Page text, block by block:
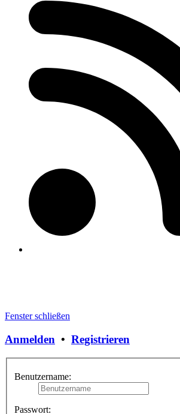
Fenster schließen
Anmelden • Registrieren
Benutzername:
Passwort: